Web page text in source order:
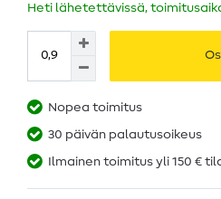
Heti lähetettävissä,
Nopea toimitus
30 päivän palautusoikeus
Ilmainen toimitus yli 150 €